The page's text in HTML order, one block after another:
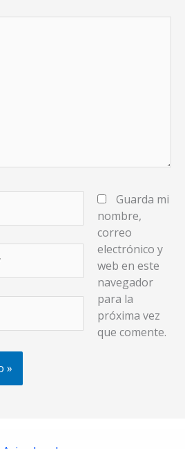
Guarda mi
nombre,
correo
electrónico y
web en este
navegador
para la
próxima vez
que comente.